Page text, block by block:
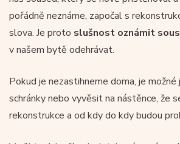
pořádně neznáme, započal s
slova. Je proto slušnost oznámit
v našem bytě odehrávat.
Pokud je nezastihneme doma, je
schránky nebo vyvěsit na nástěnce, že
rekonstrukce a od kdy do kdy budou